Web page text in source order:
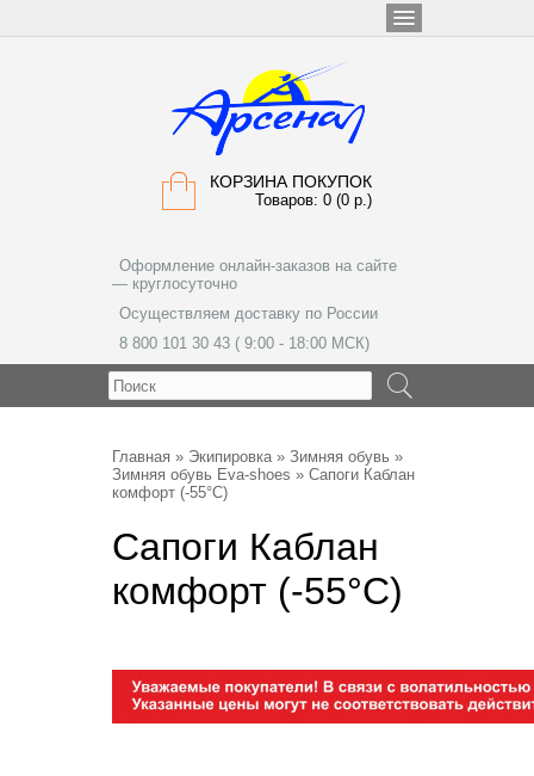
КОРЗИНА ПОКУПОК
Товаров: 0 (0 р.)
Оформление онлайн-заказов на сайте
— круглосуточно
Осуществляем доставку по России
8 800 101 30 43 ( 9:00 - 18:00 МСК)
Главная » Экипировка» Зимняя обувь »
Зимняя обувь Eva-shoes » Сапоги Каблан
комфорт (-55°С)
Сапоги Каблан
комфорт (-55°С)